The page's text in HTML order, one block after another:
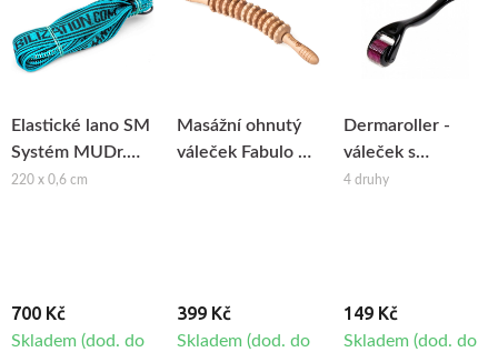
Elastické lano SM
Systém MUDr.
Smíšek
220 x 0,6 cm
700 Kč
Skladem (dod. do
Masážní ohnutý
váleček Fabulo na
399 Kč
Skladem (dod. do
Dermaroller -
váleček s
mikrojehlami
4 druhy
149 Kč
Skladem (dod. do